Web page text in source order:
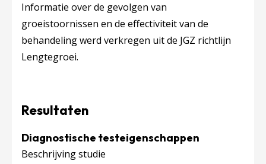
Informatie over de gevolgen van
groeistoornissen en de effectiviteit van de
behandeling werd verkregen uit de JGZ richtlijn
Lengtegroei.
Resultaten
Diagnostische testeigenschappen
Beschrijving studie